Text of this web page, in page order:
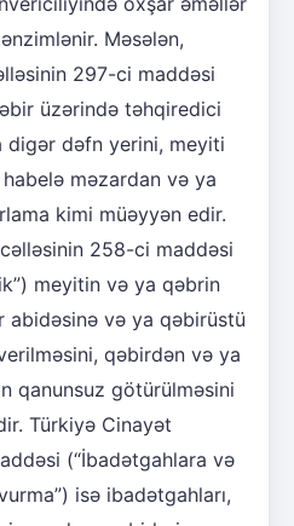
Məsələn,
297-ci maddəsi
üzərində təhqiredici
digər dəfn yerini, meyiti
məzardan və ya
kimi müəyyən edir.
258-ci maddəsi
meyitin və ya qəbrin
abidəsinə və ya qəbirüstü
qəbirdən və ya
qanunsuz götürülməsini
Türkiyə Cinayət
(“İbadətgahlara və
isə ibadətgahları,